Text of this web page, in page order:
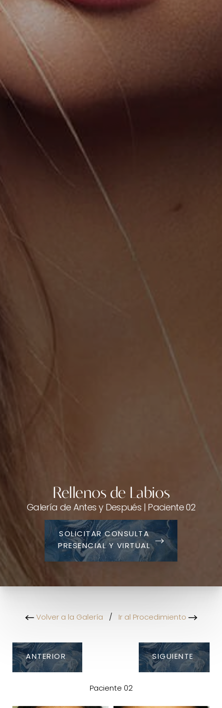
Rellenos de Labios
Galería de Antes y Después | Paciente 02
SOLICITAR CONSULTA
PRESENCIAL Y VIRTUAL
Volver a la Galería / Ir al Procedimiento
ANTERIOR
Paciente 02
SIGUIENTE